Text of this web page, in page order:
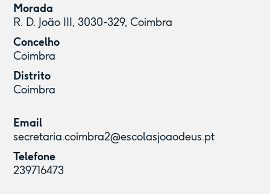
Morada
R. D. João III, 3030-329, Coimbra
Concelho
Coimbra
Distrito
Coimbra
Email
secretaria.coimbra2@escolasjoaodeus.pt
Telefone
239716473